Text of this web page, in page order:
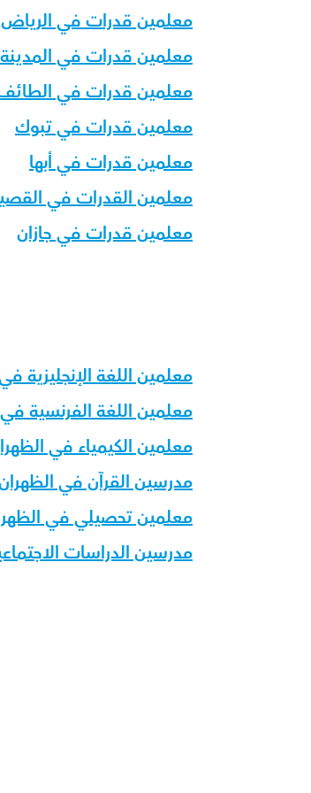
معلمين قدرات في الرياض
معلمين قدرات في المدينة
معلمين قدرات في
معلمين قدرات في تبوك
معلمين قدرات في أبها
معلمين القدرات في
معلمين قدرات في جازان
معلمين اللغة الإنجليزية
معلمين اللغة الفرنسية
معلمين الكيمياء في
مدرسين القرآن في
معلمين تحصيلي في
مدرسين الدراسات